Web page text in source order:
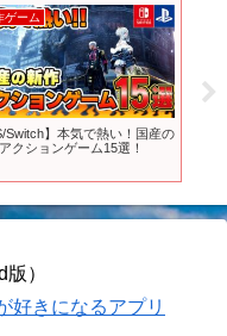
ゲーム
Switch】本気で熱い！国産の
クションゲーム15選！
）
きになるアプリ